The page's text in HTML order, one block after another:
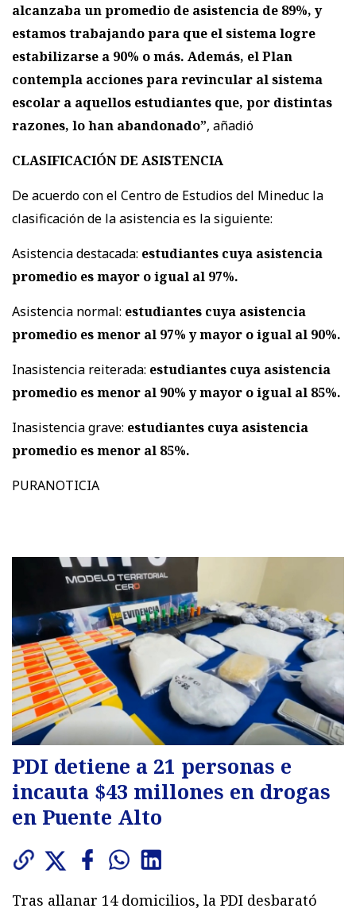
alcanzaba un promedio de asistencia de 89%, y
estamos trabajando para que el sistema logre
estabilizarse a 90% o más. Además, el Plan
contempla acciones para revincular al sistema
escolar a aquellos estudiantes que, por distintas
razones, lo han abandonado”, añadió
CLASIFICACIÓN DE ASISTENCIA
De acuerdo con el Centro de Estudios del Mineduc la
clasificación de la asistencia es la siguiente:
Asistencia destacada: estudiantes cuya asistencia
promedio es mayor o igual al 97%.
Asistencia normal: estudiantes cuya asistencia
promedio es menor al 97% y mayor o igual al 90%.
Inasistencia reiterada: estudiantes cuya asistencia
promedio es menor al 90% y mayor o igual al 85%.
Inasistencia grave: estudiantes cuya asistencia
promedio es menor al 85%.
PURANOTICIA
PDI detiene a 21 personas e
incauta $43 millones en drogas
en Puente Alto
Tras allanar 14 domicilios, la PDI desbarató